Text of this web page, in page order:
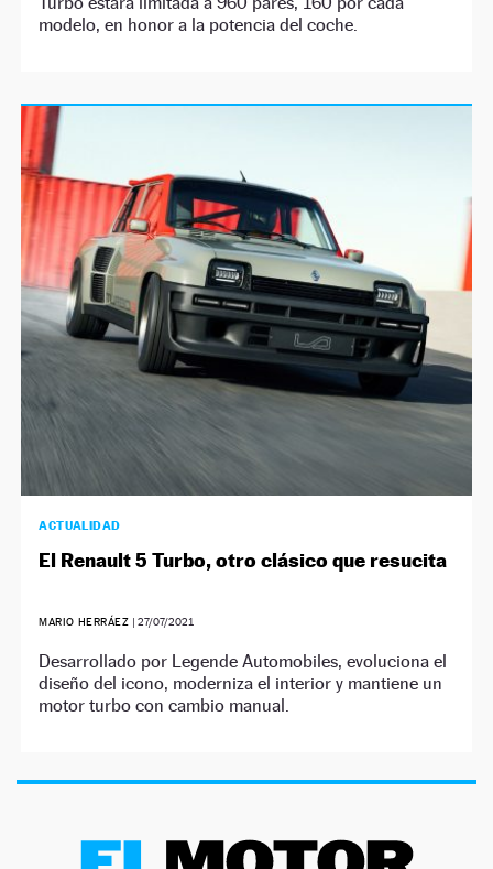
modelo, en honor a la potencia del coche.
ACTUALIDAD
El Renault 5 Turbo, otro clásico que resucita
MARIO HERRÁEZ | 27/07/2021
Desarrollado por Legende Automobiles, evoluciona el
diseño del icono, moderniza el interior y mantiene un
motor turbo con cambio manual.